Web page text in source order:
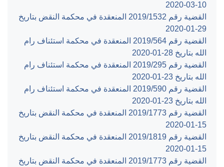
‎2020-03-10‏
القضية رقم ‎1532‏/‎2019‏ المنعقدة في محكمة النقض بتاريخ
‎2020-01-29‏
القضية رقم ‎564‏/‎2019‏ المنعقدة في محكمة استئناف رام
الله بتاريخ ‎2020-01-28‏
القضية رقم ‎295‏/‎2019‏ المنعقدة في محكمة استئناف رام
الله بتاريخ ‎2020-01-23‏
القضية رقم ‎590‏/‎2019‏ المنعقدة في محكمة استئناف رام
الله بتاريخ ‎2020-01-23‏
القضية رقم ‎1773‏/‎2019‏ المنعقدة في محكمة النقض بتاريخ
‎2020-01-15‏
القضية رقم ‎1819‏/‎2019‏ المنعقدة في محكمة النقض بتاريخ
‎2020-01-15‏
القضية رقم ‎1773‏/‎2019‏ المنعقدة في محكمة النقض بتاريخ